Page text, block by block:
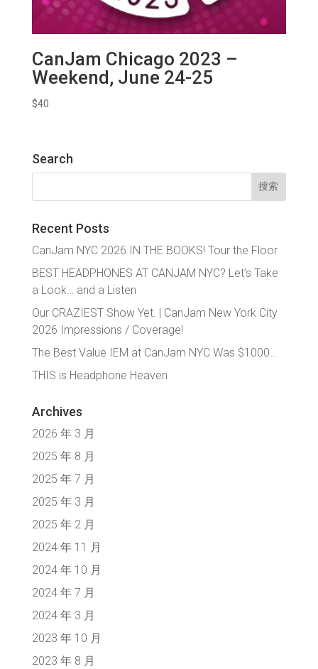
CanJam Chicago 2023 –
Weekend, June 24-25
$40
Search
搜
Recent Posts
CanJam NYC 2026 IN THE BOOKS! Tour the Floor
BEST HEADPHONES AT CANJAM NYC? Let’s Take
a Look… and a Listen
Our CRAZIEST Show Yet. | CanJam New York City
2026 Impressions / Coverage!
The Best Value IEM at CanJam NYC Was $1000…
THIS is Headphone Heaven
Archives
2026 年 3 月
2025 年 8 月
2025 年 7 月
2025 年 3 月
2025 年 2 月
2024 年 11 月
2024 年 10 月
2024 年 7 月
2024 年 3 月
2023 年 10 月
2023 年 8 月